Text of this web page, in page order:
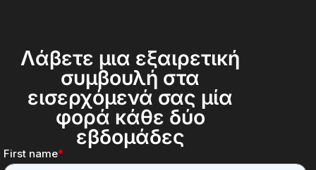
Λάβετε μια εξαιρετική
συμβουλή στα
εισερχόμενά σας μία
φορά κάθε δύο
εβδομάδες